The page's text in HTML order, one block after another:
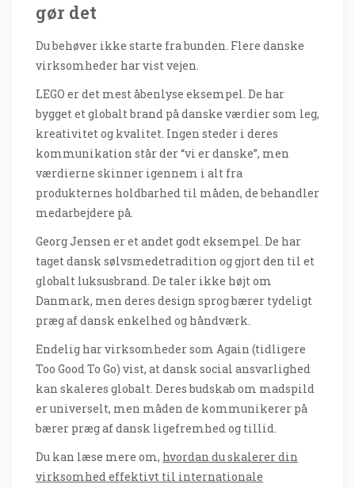
gør det
Du behøver ikke starte fra bunden. Flere danske
virksomheder har vist vejen.
LEGO er det mest åbenlyse eksempel. De har
bygget et globalt brand på danske værdier som leg,
kreativitet og kvalitet. Ingen steder i deres
kommunikation står der “vi er danske”, men
værdierne skinner igennem i alt fra
produkternes holdbarhed til måden, de behandler
medarbejdere på.
Georg Jensen er et andet godt eksempel. De har
taget dansk sølvsmedetradition og gjort den til et
globalt luksusbrand. De taler ikke højt om
Danmark, men deres design sprog bærer tydeligt
præg af dansk enkelhed og håndværk.
Endelig har virksomheder som Again (tidligere
Too Good To Go) vist, at dansk social ansvarlighed
kan skaleres globalt. Deres budskab om madspild
er universelt, men måden de kommunikerer på
bærer præg af dansk ligefremhed og tillid.
Du kan læse mere om, hvordan du skalerer din
virksomhed effektivt til internationale